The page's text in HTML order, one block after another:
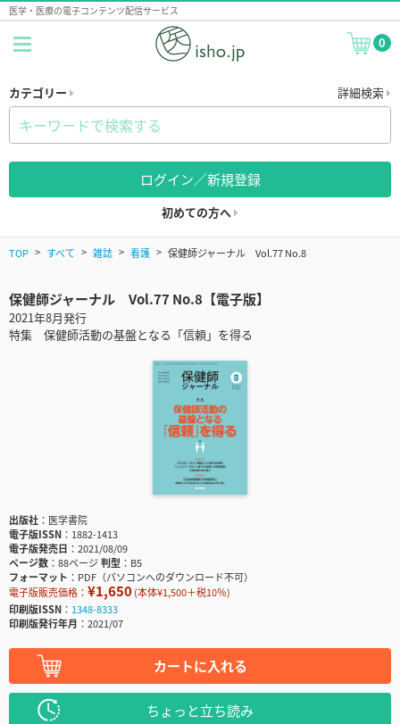
医学・医療の電子コンテンツ配信サービス
0
カテゴリー 詳細検索
ログイン／新規登録
初めての方へ
TOP すべて 雑誌 看護 保健師ジャーナル Vol.77 No.8
保健師ジャーナル Vol.77 No.8【電子版】
2021年8月発行
特集 保健師活動の基盤となる「信頼」を得る
出版社
医学書院
電子版ISSN
1882-1413
電子版発売日
2021/08/09
ページ数
88ページ判型
B5
フォーマット
PDF（パソコンへのダウンロード不可）
電子版販売価格： ¥1,650(本体¥1,500＋税10％)
印刷版ISSN
1348-8333
印刷版発行年月
2021/07
カートに入れる
ちょっと立ち読み